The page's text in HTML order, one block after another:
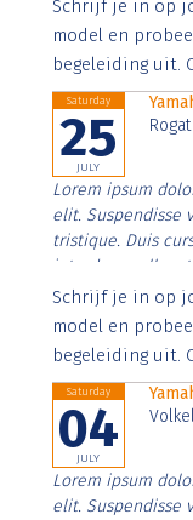
imperdiet. Nunc
Schrijf je in op
model en
begeleiding uit.
Saturday
25
JULY
Lorem ipsum
elit. Suspendisse
tristique. Duis
interdum nulla,
Aenean faucibus
imperdiet. Nunc
Schrijf je in op
model en
begeleiding uit.
Saturday
04
JULY
Lorem ipsum
elit. Suspendisse